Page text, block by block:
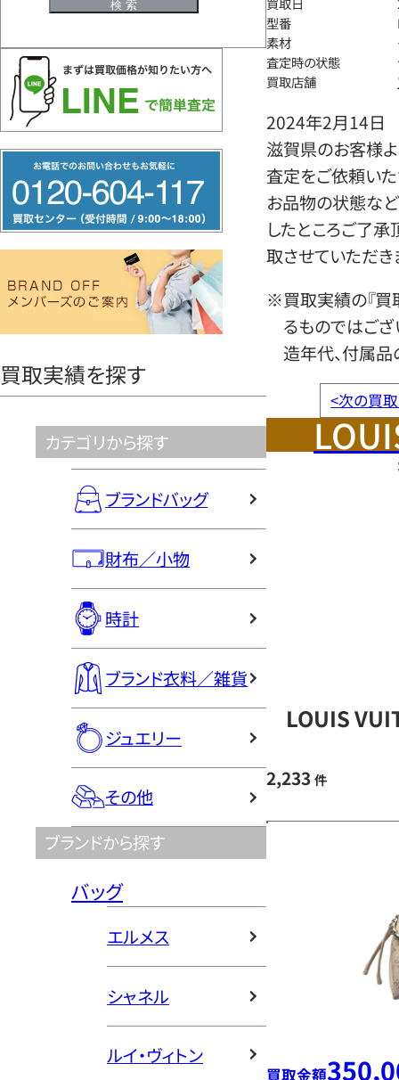
リ
ー
ヤ
買取実績を探す
カテゴリから探す
ブランドバッグ
財布／小物
時計
ブランド衣料／雑貨
ジュエリー
その他
ブランドから探す
バッグ
エルメス
シャネル
ルイ・ヴィトン
型番
素材
査定時の状態
買取店舗
2024年2月14日
滋賀県のお客様よ
査定をご依頼いた
お品物の状態など
したところご了
取させていただき
※買取実績の『買
るものではござ
造年代、付属品
<次の買
LOUIS
2,233 件
買取金額